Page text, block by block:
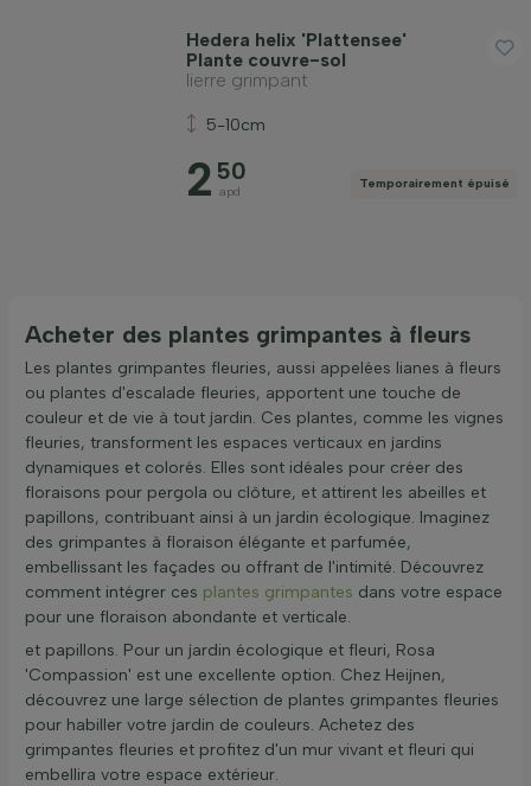
Hedera helix 'Plattensee'
Plante couvre-sol
lierre grimpant
5-10cm
2 50
apd
Temporairement épuisé
Acheter des plantes grimpantes à fleurs
Les plantes grimpantes fleuries, aussi appelées lianes à fleurs
ou plantes d'escalade fleuries, apportent une touche de
couleur et de vie à tout jardin. Ces plantes, comme les vignes
fleuries, transforment les espaces verticaux en jardins
dynamiques et colorés. Elles sont idéales pour créer des
floraisons pour pergola ou clôture, et attirent les abeilles et
papillons, contribuant ainsi à un jardin écologique. Imaginez
des grimpantes à floraison élégante et parfumée,
embellissant les façades ou offrant de l'intimité. Découvrez
comment intégrer ces plantes grimpantes dans votre espace
pour une floraison abondante et verticale.
et papillons. Pour un jardin écologique et fleuri, Rosa
'Compassion' est une excellente option. Chez Heijnen,
découvrez une large sélection de plantes grimpantes fleuries
pour habiller votre jardin de couleurs. Achetez des
grimpantes fleuries et profitez d'un mur vivant et fleuri qui
embellira votre espace extérieur.